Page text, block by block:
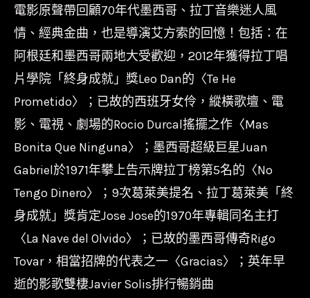
電影原聲帶回顧70年代墨西哥、拉丁音樂迷人風
情、經典金曲，也是導演艾方索的回憶！包括：在
阿根廷和墨西哥兩地大受歡迎，2012年獲得拉丁唱
片學院「終身成就」獎Leo Dan的〈Te He
Prometido〉；已故的西班牙女伶，縱橫歌壇、電
影、電視、劇場的Rocio Durcal搖擺之作〈Mas
Bonita Que Ninguna〉；墨西哥超級巨星Juan
Gabriel於1971年攀上告示牌拉丁榜第5名的〈No
Tengo Dinero〉；9次葛萊美提名、拉丁葛萊美「終
身成就」獎肯定Jose Jose的1970年專輯同名主打
〈La Nave del Olvido〉；已故的墨西哥傳奇Rigo
Tovar，相當招牌的代表之一〈Gracias〉；英年早
逝的影歌雙棲Javier Solis排行暢銷曲